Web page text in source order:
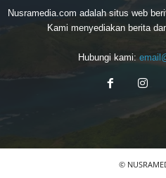
Nusramedia.com adalah situs web
Kami menyediakan berita
Hubungi kami:
©